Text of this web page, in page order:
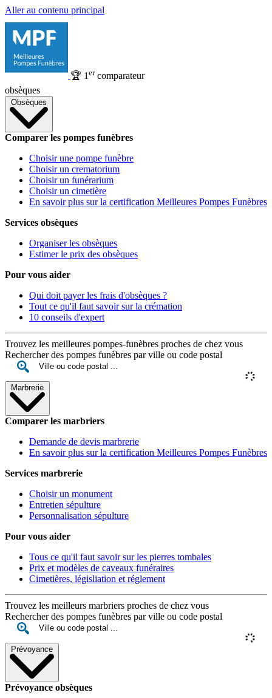
Aller au contenu principal
🏆 1 ercomparateur
obsèques
Obsèques
Comparer les pompes funèbres
Choisir une pompe funèbre
Choisir un crematorium
Choisir un funérarium
Choisir un cimetière
En savoir plus sur la certification Meilleures Pompes Funèbres
Services obsèques
Organiser les obsèques
Estimer le prix des obsèques
Pour vous aider
Qui doit payer les frais d'obsèques ?
Tout ce qu'il faut savoir sur la crémation
10 conseils d'expert
Trouvez les meilleures pompes-funèbres proches de chez vous
Rechercher des pompes funèbres par ville ou code postal
Marbrerie
Comparer les marbriers
Demande de devis marbrerie
En savoir plus sur la certification Meilleures Pompes Funèbres
Services marbrerie
Choisir un monument
Entretien sépulture
Personnalisation sépulture
Pour vous aider
Tous ce qu'il faut savoir sur les pierres tombales
Prix et modèles de caveaux funéraires
Cimetières, législiation et réglement
Trouvez les meilleurs marbriers proches de chez vous
Rechercher des pompes funèbres par ville ou code postal
Prévoyance
Prévoyance obsèques